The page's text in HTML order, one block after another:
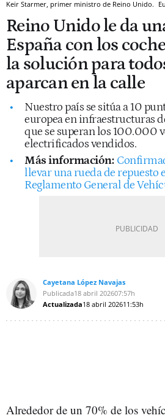
Keir Starmer, primer ministro de Reino Unido.
Reino Unido le da
España con los
la solución para
aparcan en la calle
Nuestro país se sitúa a 10
europea en infraestructuras
que se superan los 100.000
electrificados vendidos.
Más información:
llevar una rueda de repuesto
Reglamento General de
Cayetana López Navajas
Publicada18 abril 202607:57h
Actualizada18 abril 202611:53h
Alrededor de un 70% de los